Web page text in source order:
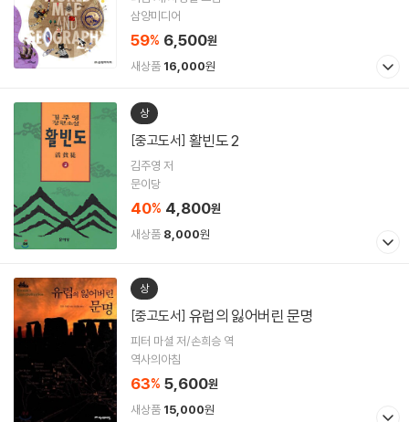
삼양미디어
59% 6,500원
새상품 16,000원
상
[중고도서] 활빈도 2
김주영 저
문이당
40% 4,800원
새상품 8,000원
상
[중고도서] 유럽의 잃어버린 문명
피터 마셜 저/손희승 역
역사의아침
63% 5,600원
새상품 15,000원